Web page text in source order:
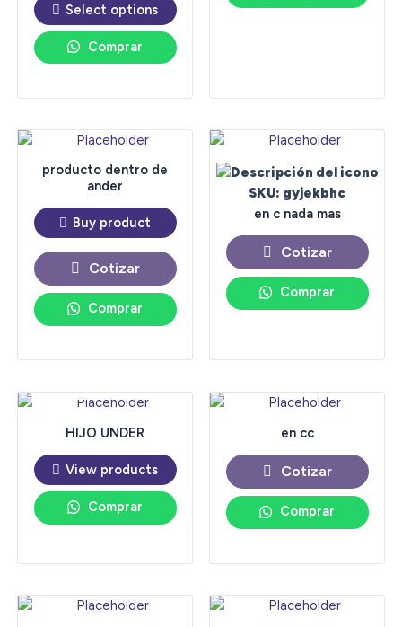
Comprar
Select options
Comprar
producto dentro de
ander
Buy product
Cotizar
Comprar
SKU: gyjekbhc
en c nada mas
Cotizar
Comprar
HIJO UNDER
View products
Comprar
en cc
Cotizar